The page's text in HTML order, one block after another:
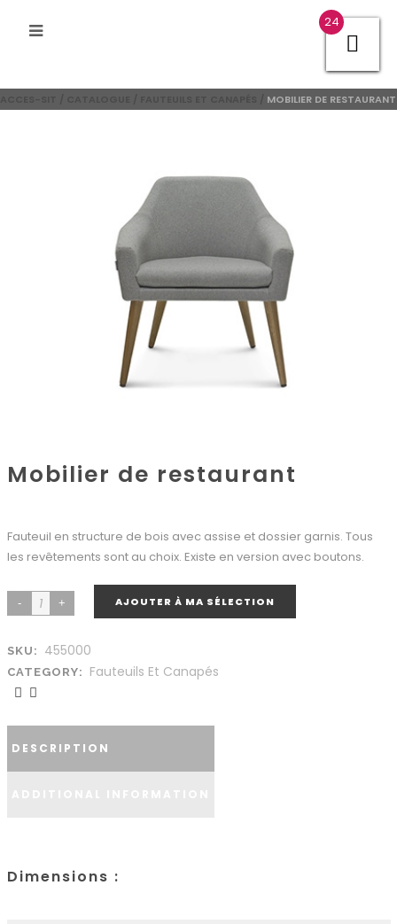
MOBILIER DE RESTAURANT
Mobilier de restaurant
Fauteuil en structure de bois avec assise et dossier garnis. Tous
les revêtements sont au choix. Existe en version avec boutons.
AJOUTER À MA SÉLECTION
SKU: 455000
CATEGORY: Fauteuils Et Canapés
DESCRIPTION
Dimensions :
24